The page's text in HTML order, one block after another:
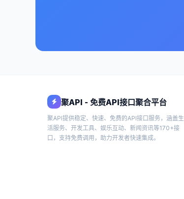
聚API - 免费API接口聚合平台
聚API提供稳定、快速、免费的API接口服务，涵盖生
活服务、开发工具、娱乐互动、新闻资讯等170+接
口，支持免费调用，助力开发者快速集成。